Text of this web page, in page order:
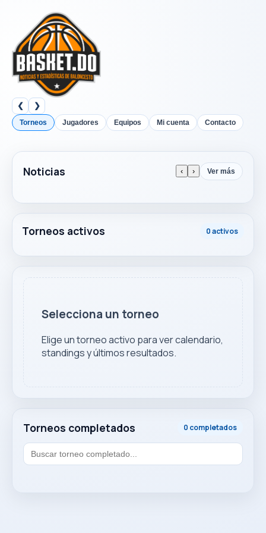
❮ ❯
Torneos Jugadores Equipos Mi cuenta Contacto
Noticias ‹ › Ver más
Torneos activos 0 activos
Torneos completados 0 completados
Selecciona un torneo
Elige un torneo activo para ver calendario,
standings y últimos resultados.